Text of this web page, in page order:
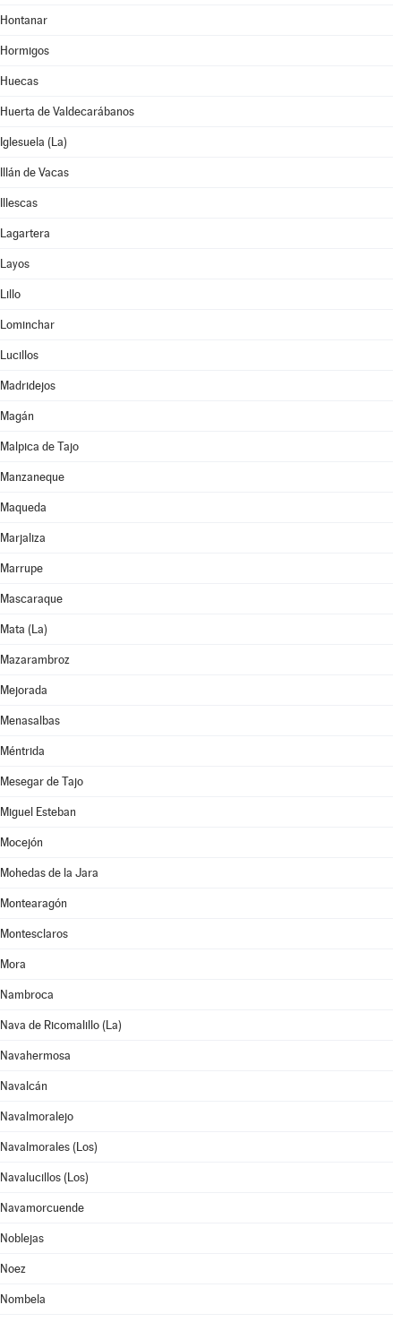
Hontanar
Hormigos
Huecas
Huerta de Valdecarábanos
Iglesuela (La)
Illán de Vacas
Illescas
Lagartera
Layos
Lillo
Lominchar
Lucillos
Madridejos
Magán
Malpica de Tajo
Manzaneque
Maqueda
Marjaliza
Marrupe
Mascaraque
Mata (La)
Mazarambroz
Mejorada
Menasalbas
Méntrida
Mesegar de Tajo
Miguel Esteban
Mocejón
Mohedas de la Jara
Montearagón
Montesclaros
Mora
Nambroca
Nava de Ricomalillo (La)
Navahermosa
Navalcán
Navalmoralejo
Navalmorales (Los)
Navalucillos (Los)
Navamorcuende
Noblejas
Noez
Nombela